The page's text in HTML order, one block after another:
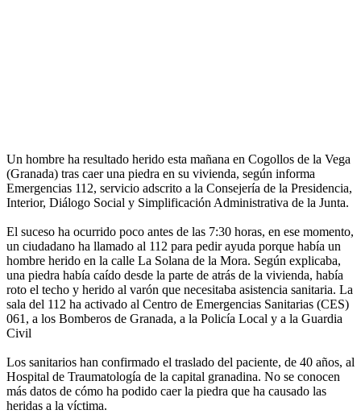
Un hombre ha resultado herido esta mañana en Cogollos de la Vega
(Granada) tras caer una piedra en su vivienda, según informa
Emergencias 112, servicio adscrito a la Consejería de la Presidencia,
Interior, Diálogo Social y Simplificación Administrativa de la Junta.
El suceso ha ocurrido poco antes de las 7:30 horas, en ese momento,
un ciudadano ha llamado al 112 para pedir ayuda porque había un
hombre herido en la calle La Solana de la Mora. Según explicaba,
una piedra había caído desde la parte de atrás de la vivienda, había
roto el techo y herido al varón que necesitaba asistencia sanitaria. La
sala del 112 ha activado al Centro de Emergencias Sanitarias (CES)
061, a los Bomberos de Granada, a la Policía Local y a la Guardia
Civil
Los sanitarios han confirmado el traslado del paciente, de 40 años, al
Hospital de Traumatología de la capital granadina. No se conocen
más datos de cómo ha podido caer la piedra que ha causado las
heridas a la víctima.